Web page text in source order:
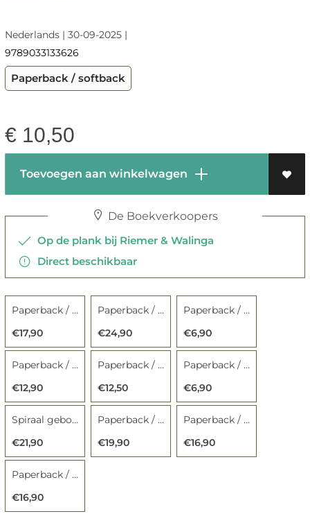
Nederlands | 30-09-2025 |
9789033133626
Paperback / softback
€ 10,50
Toevoegen aan winkelwagen
De Boekverkoopers
Op de plank bij Riemer & Walinga
Direct beschikbaar
Paperback / softback
€17,90
Paperback / softback
€24,90
Paperback / softback
€6,90
Paperback / softback
€12,90
Paperback / softback
€12,50
Paperback / softback
€6,90
Spiraal gebonden
€21,90
Paperback / softback
€19,90
Paperback / softback
€16,90
Paperback / softback
€16,90